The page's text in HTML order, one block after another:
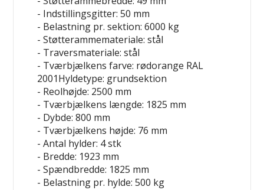
- Indstillingsgitter: 50 mm
- Belastning pr. sektion: 6000 kg
- Støtterammemateriale: stål
- Traversmateriale: stål
- Tværbjælkens farve: rødorange RAL
2001Hyldetype: grundsektion
- Reolhøjde: 2500 mm
- Tværbjælkens længde: 1825 mm
- Dybde: 800 mm
- Tværbjælkens højde: 76 mm
- Antal hylder: 4 stk
- Bredde: 1923 mm
- Spændbredde: 1825 mm
- Belastning pr. hylde: 500 kg